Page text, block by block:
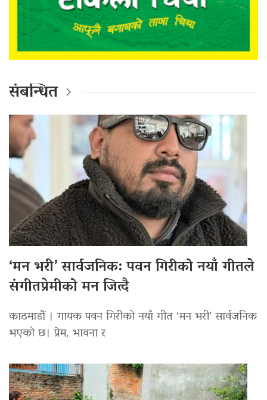
संबन्धित
‘मन भरी’ सार्वजनिक: पवन गिरीको नयाँ गीतले
संगीतप्रेमीको मन जित्दै
काठमाडौं । गायक पवन गिरीको नयाँ गीत ‘मन भरी’ सार्वजनिक
भएको छ। प्रेम, भावना र